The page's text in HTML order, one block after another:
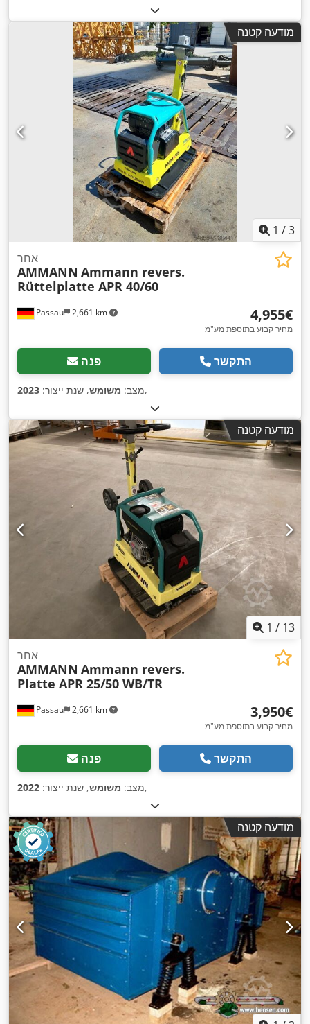
מודעה קטנה
1 /3
Passau 2,661 km
אחר
AMMANN Ammann revers.
Rüttelplatte APR 40/60
‏4,955 ‏€
מחיר קבוע בתוספת מע"מ
פנה התקשר
מצב: משומש, שנת ייצור: 2023 ,
מודעה קטנה
1 / 13
Passau 2,661 km
אחר
AMMANN Ammann revers.
Platte APR 25/50 WB/TR
‏3,950 ‏€
מחיר קבוע בתוספת מע"מ
פנה התקשר
מצב: משומש, שנת ייצור: 2022 ,
מודעה קטנה